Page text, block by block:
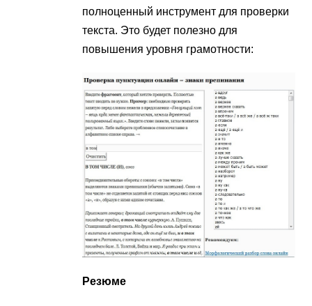
полноценный инструмент для проверки
текста. Это будет полезно для
повышения уровня грамотности:
Резюме